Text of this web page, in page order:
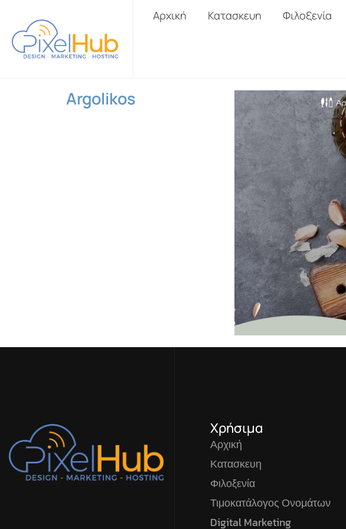
Αρχική Κατασκευη Φιλοξενία
Argolikos
Χρήσιμα
Αρχική
Κατασκευη
Φιλοξενία
Τιμοκατάλογος Ονομάτων
Digital Marketing